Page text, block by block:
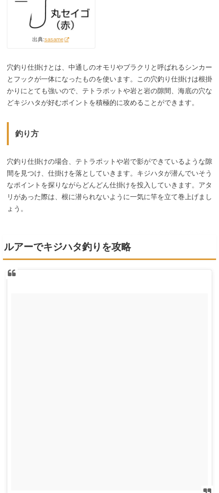
出典:sasame
穴釣り仕掛けとは、中通しのオモリやブラクリと呼ばれるシンカー
とフックが一体になったものを使います。この穴釣り仕掛けは根掛
かりにとても強いので、テトラポットや岩と岩の隙間、海底の穴な
どキジハタが好むポイントを積極的に攻めることができます。
釣り方
穴釣り仕掛けの場合、テトラポットや岩で影ができているような隙
間を見つけ、仕掛けを落としていきます。キジハタが潜んでいそう
なポイントを探りながらどんどん仕掛けを投入していきます。アタ
リがあった際は、根に潜られないように一気に竿を立て巻上げまし
ょう。
ルアーでキジハタ釣りを攻略